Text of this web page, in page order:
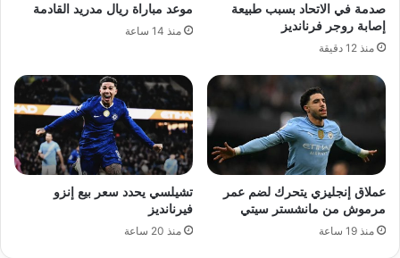
صدمة في الاتحاد بسبب طبيعة
إصابة روجر فرنانديز
منذ 12 دقيقة
موعد مباراة ريال مدريد القادمة
منذ 14 ساعة
عملاق إنجليزي يتحرك لضم عمر
مرموش من مانشستر سيتي
منذ 19 ساعة
تشيلسي يحدد سعر بيع إنزو
فيرنانديز
منذ 20 ساعة